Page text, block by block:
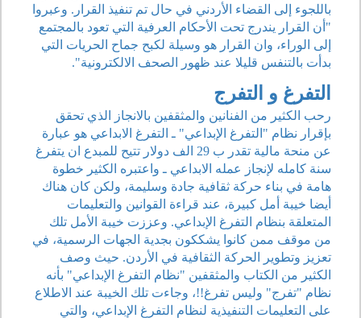
باللجوء إلى القضاء الأردني في حال تم تنفيذ القرار. وعبروا
"أن القرار يندرج تحت الأحكام العرفية التي تعود بالمجتمع
إلى الوراء، وان القرار هو وسيلة لكبح جماح الحريات التي
بدأت بالتنفس قليلا عند ظهور الصحف الالكترونية".
التفرغ و التفرج
رحب الكثير من الفنانين والمثقفين بالانجاز الذي تحقق
بإقرار نظام "التفرغ الإبداعي" ـ التفرغ الابداعي هو عبارة
عن منحة مالية تقدر ب 29 الف دولار تتيح للمبدع ان يتفرغ
سنة كامله لإنجاز عمله الابداعي ـ واعتبره الكثير خطوة
هامة في بناء حركة ثقافية جادة وسليمة، ولكن كان هناك
أيضا خيبة أمل كبيرة، عند قراءة القوانين والتعليمات
المتعلقة بنظام التفرغ الإبداعي. وعززت خيبة الأمل تلك
من موقف ممن كانوا يشككون بجدية الجهات الرسمية، في
تعزيز وتطوير الحركة الثقافية في الأردن. حيث وصف
الكثير من الكتاب والمثقفين "نظام التفرغ الإبداعي" بأنه
نظام "تفرج" وليس تفرغ!!، وجاءت تلك الخيبة عند الاطلاع
على التعليمات التنفيذية لنظام التفرغ الإبداعي، والتي